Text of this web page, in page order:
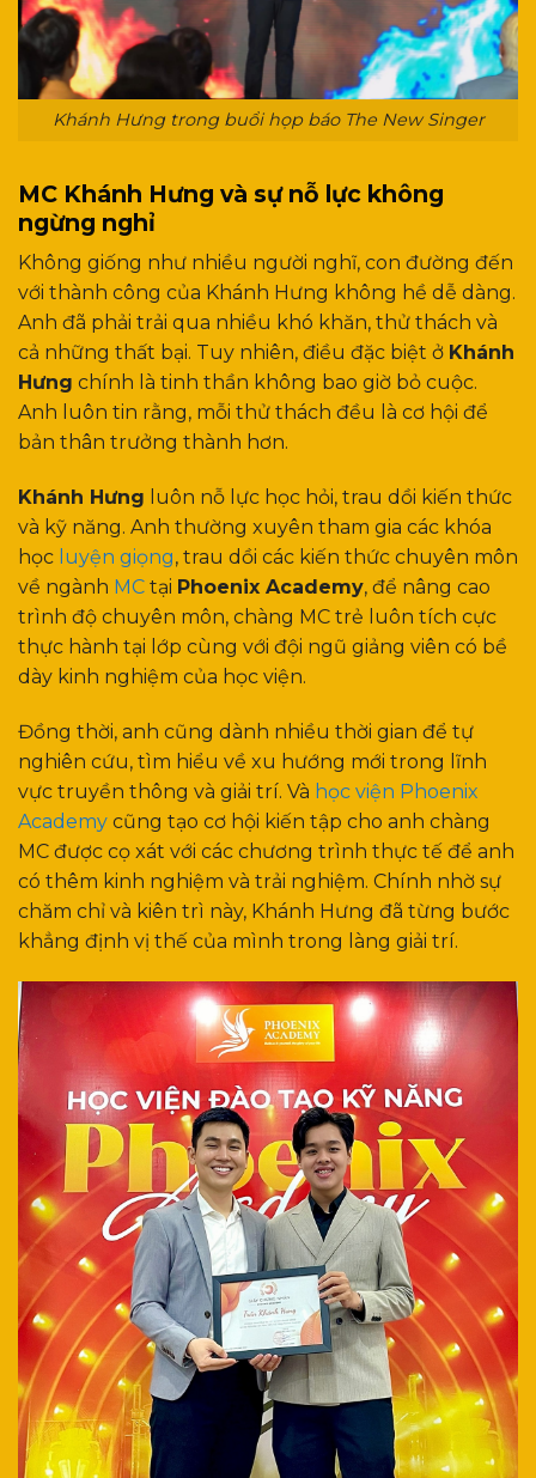
Khánh Hưng trong buổi họp báo The New Singer
MC Khánh Hưng và sự nỗ lực không
ngừng nghỉ
Không giống như nhiều người nghĩ, con đường đến
với thành công của Khánh Hưng không hề dễ dàng.
Anh đã phải trải qua nhiều khó khăn, thử thách và
cả những thất bại. Tuy nhiên, điều đặc biệt ở Khánh
Hưng chính là tinh thần không bao giờ bỏ cuộc.
Anh luôn tin rằng, mỗi thử thách đều là cơ hội để
bản thân trưởng thành hơn.
Khánh Hưng luôn nỗ lực học hỏi, trau dồi kiến thức
và kỹ năng. Anh thường xuyên tham gia các khóa
học luyện giọng, trau dồi các kiến thức chuyên môn
về ngành MC tại Phoenix Academy, để nâng cao
trình độ chuyên môn, chàng MC trẻ luôn tích cực
thực hành tại lớp cùng với đội ngũ giảng viên có bề
dày kinh nghiệm của học viện.
Đồng thời, anh cũng dành nhiều thời gian để tự
nghiên cứu, tìm hiểu về xu hướng mới trong lĩnh
vực truyền thông và giải trí. Và học viện Phoenix
Academy cũng tạo cơ hội kiến tập cho anh chàng
MC được cọ xát với các chương trình thực tế để anh
có thêm kinh nghiệm và trải nghiệm. Chính nhờ sự
chăm chỉ và kiên trì này, Khánh Hưng đã từng bước
khẳng định vị thế của mình trong làng giải trí.